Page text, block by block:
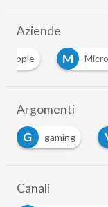
Aziende
apple M
Argomenti
G
gaming
Canali